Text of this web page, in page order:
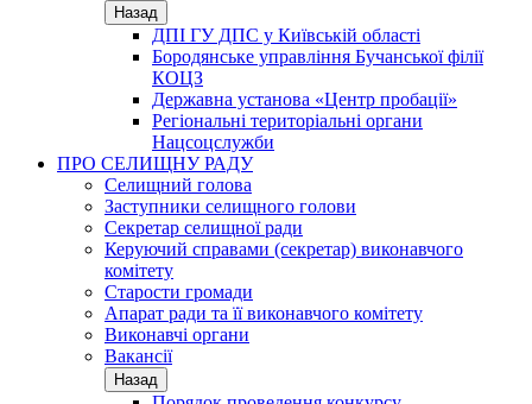
Назад
ДПІ ГУ ДПС у Київській області
Бородянське управління Бучанської філії
КОЦЗ
Державна установа «Центр пробації»
Регіональні територіальні органи
Нацсоцслужби
ПРО СЕЛИЩНУ РАДУ
Селищний голова
Заступники селищного голови
Секретар селищної ради
Керуючий справами (секретар) виконавчого
комітету
Старости громади
Апарат ради та її виконавчого комітету
Виконавчі органи
Вакансії
Назад